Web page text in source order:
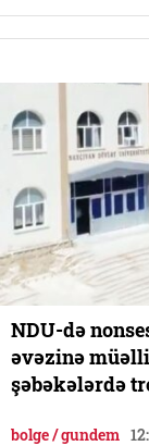
NDU-də
əvəzinə
şəbəkələrdə
bolge / gundem